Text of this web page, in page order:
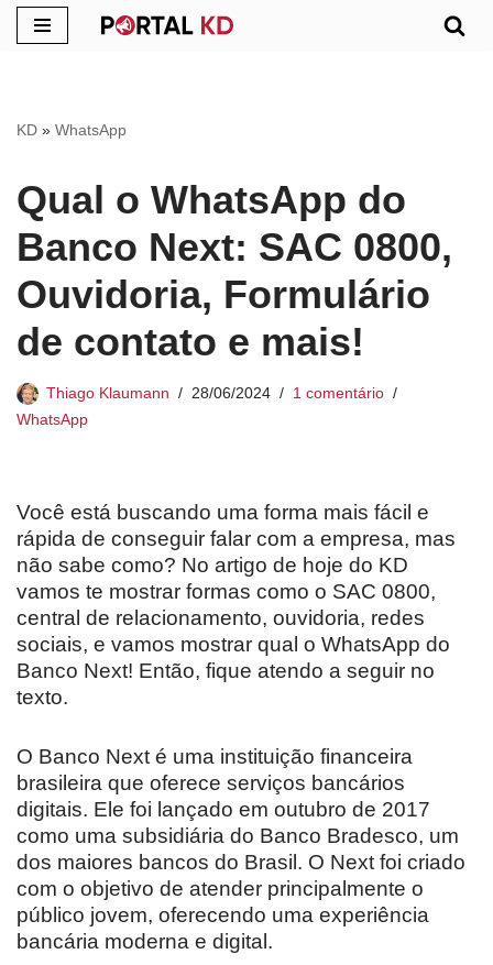
conteúdo
KD » WhatsApp
Qual o WhatsApp do
Banco Next: SAC 0800,
Ouvidoria, Formulário
de contato e mais!
Thiago Klaumann 28/06/2024
1 comentário
WhatsApp
Você está buscando uma forma mais fácil e
rápida de conseguir falar com a empresa, mas
não sabe como? No artigo de hoje do KD
vamos te mostrar formas como o SAC 0800,
central de relacionamento, ouvidoria, redes
sociais, e vamos mostrar qual o WhatsApp do
Banco Next! Então, fique atendo a seguir no
texto.
O Banco Next é uma instituição financeira
brasileira que oferece serviços bancários
digitais. Ele foi lançado em outubro de 2017
como uma subsidiária do Banco Bradesco, um
dos maiores bancos do Brasil. O Next foi criado
com o objetivo de atender principalmente o
público jovem, oferecendo uma experiência
bancária moderna e digital.